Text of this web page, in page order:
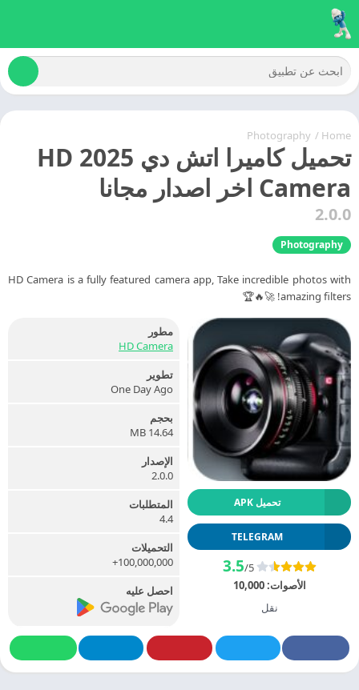
Home
/
Photography
تحميل كاميرا اتش دي 2025 HD
Camera اخر اصدار مجانا
2.0.0
Photography
HD Camera is a fully featured camera app, Take incredible photos with
amazing filters! 🚀🔥🏆
تحميل APK
TELEGRAM
3.5/5
الأصوات:10,000
نقل
مطور
HD Camera
تطوير
One Day Ago
بحجم
14.64 MB
الإصدار
2.0.0
المتطلبات
4.4
التحميلات
100,000,000+
احصل عليه